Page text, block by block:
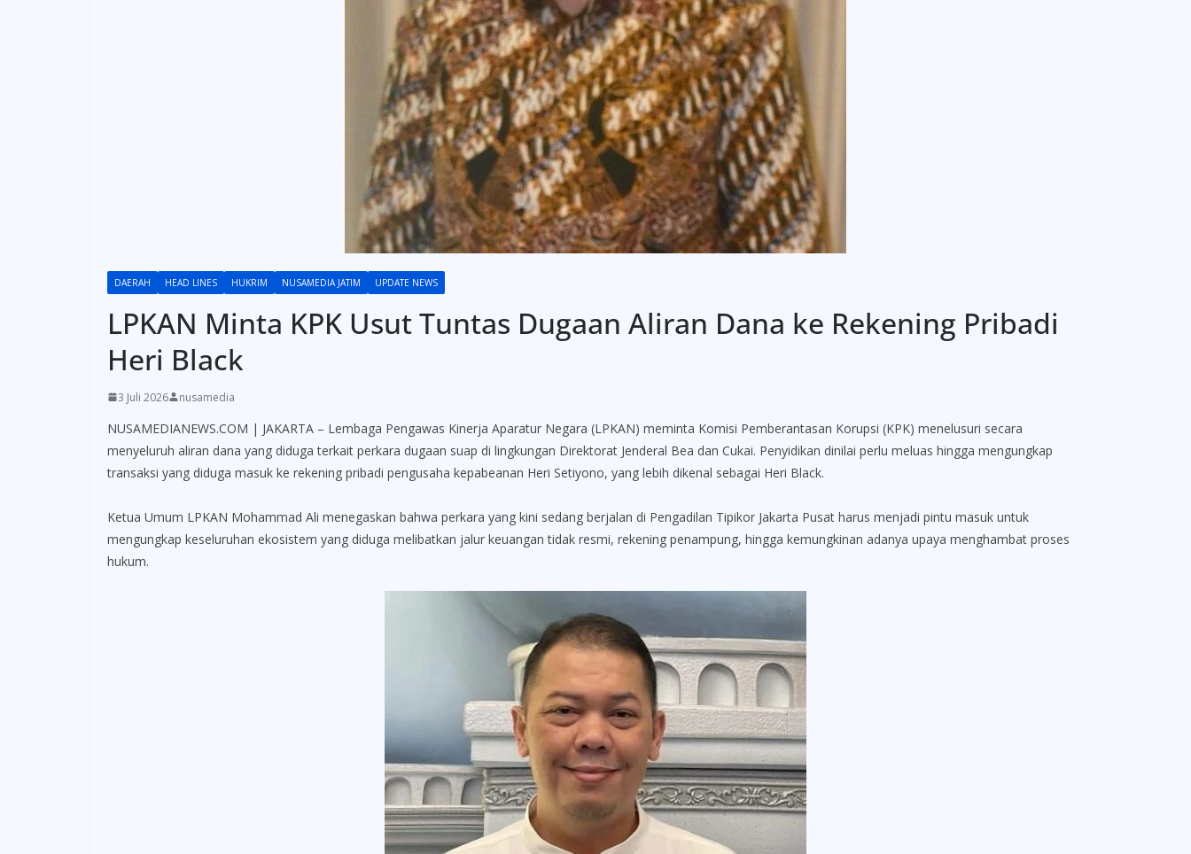
DAERAH HEAD LINES HUKRIM NUSAMEDIA JATIM UPDATE NEWS
LPKAN Minta KPK Usut Tuntas Dugaan Aliran Dana ke Rekening Pribadi
Heri Black
3 Juli 2026 nusamedia
NUSAMEDIANEWS.COM | JAKARTA – Lembaga Pengawas Kinerja Aparatur Negara (LPKAN) meminta Komisi Pemberantasan Korupsi (KPK) menelusuri secara
menyeluruh aliran dana yang diduga terkait perkara dugaan suap di lingkungan Direktorat Jenderal Bea dan Cukai. Penyidikan dinilai perlu meluas hingga mengungkap
transaksi yang diduga masuk ke rekening pribadi pengusaha kepabeanan Heri Setiyono, yang lebih dikenal sebagai Heri Black.
Ketua Umum LPKAN Mohammad Ali menegaskan bahwa perkara yang kini sedang berjalan di Pengadilan Tipikor Jakarta Pusat harus menjadi pintu masuk untuk
mengungkap keseluruhan ekosistem yang diduga melibatkan jalur keuangan tidak resmi, rekening penampung, hingga kemungkinan adanya upaya menghambat proses
hukum.